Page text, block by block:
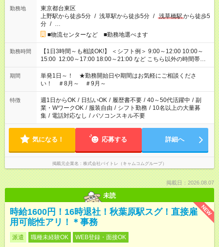
勤務地
東京都台東区
上野駅から徒歩5分 / 浅草駅から徒歩5分 / 浅草橋駅から徒歩5
分 / …
■物流センターなど ■勤務地選べます
勤務時間
【1日3時間～も相談OK!】 ＜シフト例＞ 9:00～12:00 10:00～
15:00 12:00～17:00 18:00～21:00 など こちら以外の時間帯も
お気軽にご相談ください！
期間
単発1日～！ ★勤務開始日や期間はお気軽にご相談くださ
い！ ＃8月～ ＃9月～
特徴 週1日からOK / 日払いOK / 履歴書不要 / 40～50代活躍中 / 副
業・WワークOK / 服装自由 / シフト勤務 / 10名以上の大量募
集 / 電話対応なし / パソコンスキル不要
気になる！ 応募する 詳細へ
掲載元企業名 株式会社バイトレ（キャムコムグループ）
掲載日：2026.08.07
未読
NEW
時給1600円！16時退社！秋葉原駅スグ！直接雇
用可能性アリ！＊事務
派遣 職種未経験OK WEB登録・面接OK